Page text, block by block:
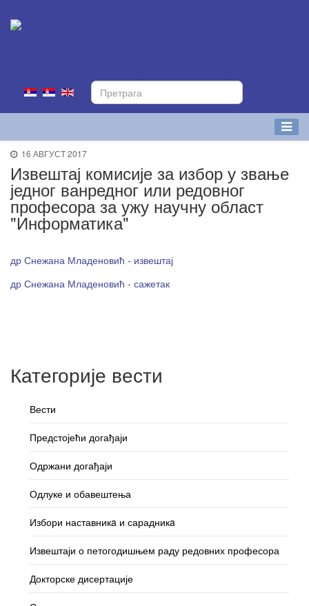
16 АВГУСТ 2017
Извештај комисије за избор у звање
једног ванредног или редовног
професора за ужу научну област
"Информатика"
др Снежана Младеновић - извештај
др Снежана Младеновић - сажетак
Категорије вести
Вести
Предстојећи догађаји
Одржани догађаји
Одлуке и обавештења
Избори наставникa и сарадникa
Извештаји о петогодишњем раду редовних професора
Докторске дисертације